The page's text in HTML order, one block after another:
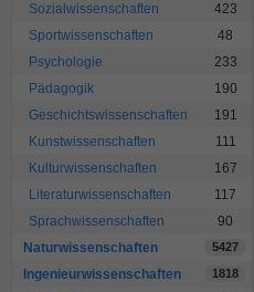
Sozialwissenschaften
423
Sportwissenschaften
48
Psychologie
233
Pädagogik
190
Geschichtswissenschaften
191
Kunstwissenschaften
111
Kulturwissenschaften
167
Literaturwissenschaften
117
Sprachwissenschaften
90
Naturwissenschaften
5427
Ingenieurwissenschaften 1818